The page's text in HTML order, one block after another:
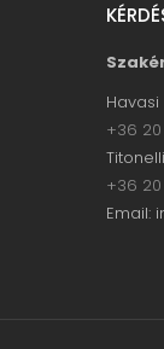
Havasi
+36 20
+36
Email: